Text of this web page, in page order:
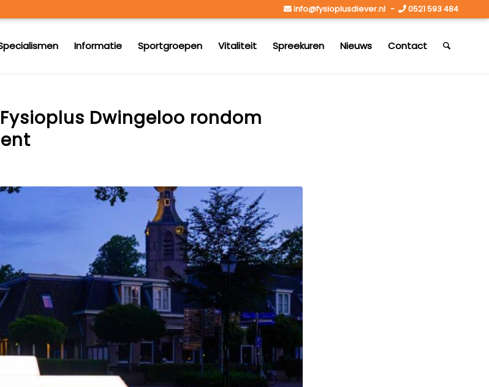
info@fysioplusdiever.nl - 0521 593 484
Informatie Sportgroepen Vitaliteit Spreekuren Nieuws Contact
Dwingeloo rondom